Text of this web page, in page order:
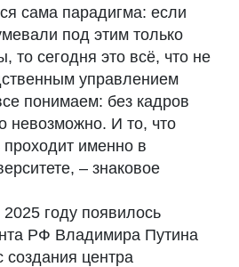
сама парадигма: если
под этим только
то сегодня это всё, что не
управлением
понимаем: без кадров
невозможно. И то, что
именно в
– знаковое
году появилось
РФ Владимира Путина
создания центра